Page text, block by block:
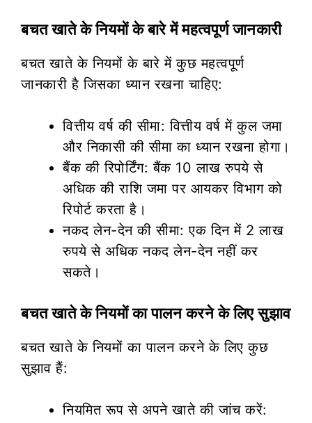
बचत खाते के नियमों के बारे में महत्वपूर्ण जानकारी
बचत खाते के नियमों के बारे में कुछ महत्वपूर्ण
जानकारी है जिसका ध्यान रखना चाहिए:
वित्तीय वर्ष की सीमा: वित्तीय वर्ष में कुल जमा
और निकासी की सीमा का ध्यान रखना होगा।
बैंक की रिपोर्टिंग: बैंक 10 लाख रुपये से
अधिक की राशि जमा पर आयकर विभाग को
रिपोर्ट करता है।
नकद लेन-देन की सीमा: एक दिन में 2 लाख
रुपये से अधिक नकद लेन-देन नहीं कर
सकते।
बचत खाते के नियमों का पालन करने के लिए सुझाव
बचत खाते के नियमों का पालन करने के लिए कुछ
सुझाव हैं:
नियमित रूप से अपने खाते की जांच करें: